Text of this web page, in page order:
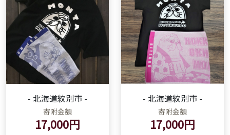
- 北海道紋別市 -
寄附金額
17,000円
- 北海道紋別市 -
寄附金額
17,000円